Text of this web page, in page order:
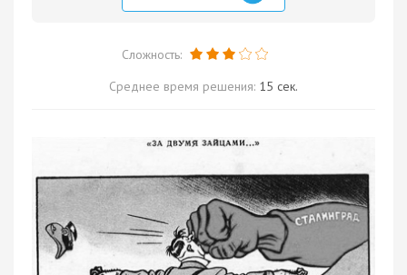
Сложность:
Среднее время решения: 15 сек.